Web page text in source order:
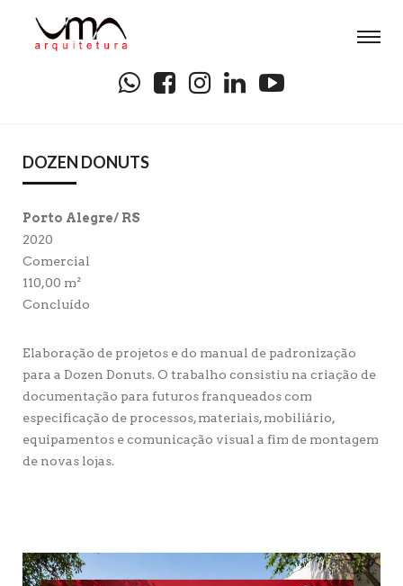
DOZEN DONUTS
Porto Alegre/ RS
2020
Comercial
110,00 m²
Concluído
Elaboração de projetos e do manual de padronização
para a Dozen Donuts. O trabalho consistiu na criação de
documentação para futuros franqueados com
especificação de processos, materiais, mobiliário,
equipamentos e comunicação visual a fim de montagem
de novas lojas.